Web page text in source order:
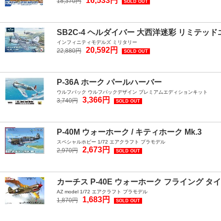
SOLD OUT
SB2C-4 ヘルダイバー 大西洋迷彩 リミテッド
インフィニティモデルズ ミリタリー
22,880円 20,592円 SOLD OUT
P-36A ホーク パールハーバー
ウルフパック ウルフパックデザイン プレミアムエディションキット
3,740円 3,366円 SOLD OUT
P-40M ウォーホーク / キティホーク Mk.3
スペシャルホビー 1/72 エアクラフト プラモデル
2,970円 2,673円 SOLD OUT
カーチス P-40E ウォーホーク フライング タ
AZ model 1/72 エアクラフト プラモデル
1,870円 1,683円 SOLD OUT